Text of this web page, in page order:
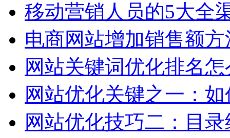
移动营销人员的5大全
电商网站增加销售额
网站关键词优化排名
网站优化关键之一：
网站优化技巧二：目